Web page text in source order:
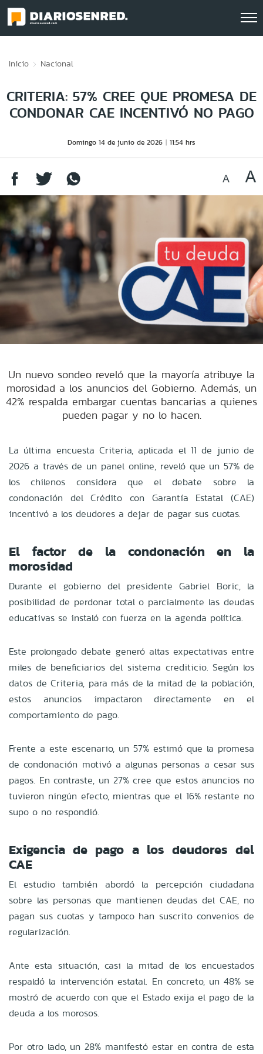
Inicio Nacional
CRITERIA: 57% CREE QUE PROMESA DE
CONDONAR CAE INCENTIVÓ NO PAGO
Domingo 14 de junio de 2026 11:54 hrs
Un nuevo sondeo reveló que la mayoría atribuye la
morosidad a los anuncios del Gobierno. Además, un
42% respalda embargar cuentas bancarias a quienes
pueden pagar y no lo hacen.
La última encuesta Criteria, aplicada el 11 de junio de
2026 a través de un panel online, reveló que un 57% de
los chilenos considera que el debate sobre la
condonación del Crédito con Garantía Estatal (CAE)
incentivó a los deudores a dejar de pagar sus cuotas.
El factor de la condonación en la
morosidad
Durante el gobierno del presidente Gabriel Boric, la
posibilidad de perdonar total o parcialmente las deudas
educativas se instaló con fuerza en la agenda política.
Este prolongado debate generó altas expectativas entre
miles de beneficiarios del sistema crediticio. Según los
datos de Criteria, para más de la mitad de la población,
estos anuncios impactaron directamente en el
comportamiento de pago.
Frente a este escenario, un 57% estimó que la promesa
de condonación motivó a algunas personas a cesar sus
pagos. En contraste, un 27% cree que estos anuncios no
tuvieron ningún efecto, mientras que el 16% restante no
supo o no respondió.
Exigencia de pago a los deudores del
CAE
El estudio también abordó la percepción ciudadana
sobre las personas que mantienen deudas del CAE, no
pagan sus cuotas y tampoco han suscrito convenios de
regularización.
Ante esta situación, casi la mitad de los encuestados
respaldó la intervención estatal. En concreto, un 48% se
mostró de acuerdo con que el Estado exija el pago de la
deuda a los morosos.
Por otro lado, un 28% manifestó estar en contra de esta